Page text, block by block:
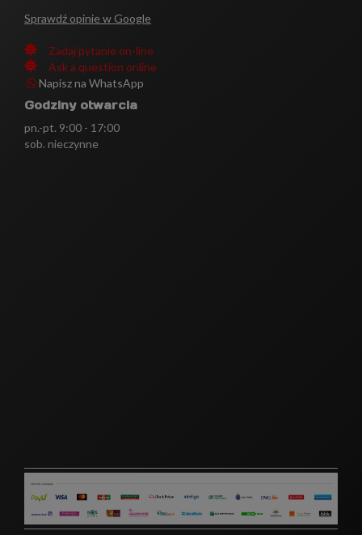
Sprawdź opinie w Google
Zadaj pytanie on-line
Ask a question online
Napisz na WhatsApp
Godziny otwarcia
pn.-pt. 9:00 - 17:00
sob. nieczynne